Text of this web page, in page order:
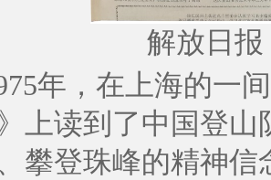
解放日报
年，在上海的一
上读到了中国登
攀登珠峰的精神